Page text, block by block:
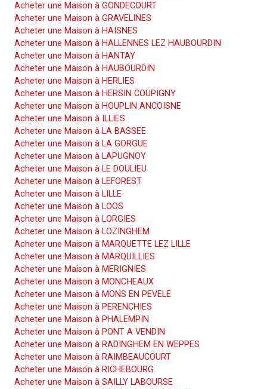
Acheter une Maison à GONDECOURT
Acheter une Maison à GRAVELINES
Acheter une Maison à HAISNES
Acheter une Maison à HALLENNES LEZ HAUBOURDIN
Acheter une Maison à HANTAY
Acheter une Maison à HAUBOURDIN
Acheter une Maison à HERLIES
Acheter une Maison à HERSIN COUPIGNY
Acheter une Maison à HOUPLIN ANCOISNE
Acheter une Maison à ILLIES
Acheter une Maison à LA BASSEE
Acheter une Maison à LA GORGUE
Acheter une Maison à LAPUGNOY
Acheter une Maison à LE DOULIEU
Acheter une Maison à LEFOREST
Acheter une Maison à LILLE
Acheter une Maison à LOOS
Acheter une Maison à LORGIES
Acheter une Maison à LOZINGHEM
Acheter une Maison à MARQUETTE LEZ LILLE
Acheter une Maison à MARQUILLIES
Acheter une Maison à MERIGNIES
Acheter une Maison à MONCHEAUX
Acheter une Maison à MONS EN PEVELE
Acheter une Maison à PERENCHIES
Acheter une Maison à PHALEMPIN
Acheter une Maison à PONT A VENDIN
Acheter une Maison à RADINGHEM EN WEPPES
Acheter une Maison à RAIMBEAUCOURT
Acheter une Maison à RICHEBOURG
Acheter une Maison à SAILLY LABOURSE